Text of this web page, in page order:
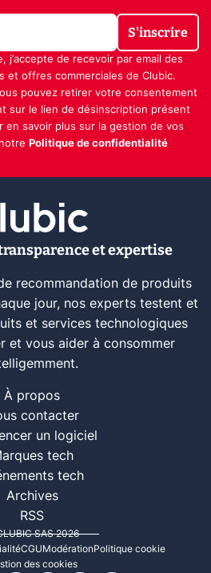
S'inscrire
j’accepte de recevoir par email des
et offres commerciales de Clubic.
pouvez retirer votre consentement
sur le lien de désinscription présent
en savoir plus sur la gestion de vos
Politique de confidentialité
et expertise
recommandation de produits
jour, nos experts testent et
et services technologiques
et vous aider à consommer
À propos
contacter
un logiciel
tech
tech
Archives
RSS
SAS 2026
CGUModérationPolitique cookie
des cookies